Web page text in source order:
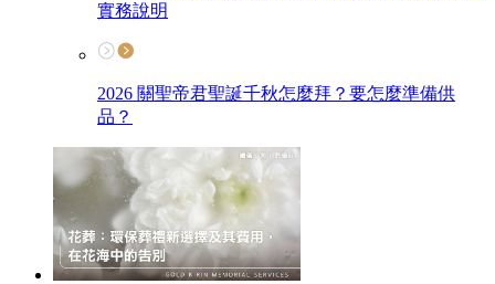
實務說明
2026 關聖帝君聖誕千秋怎麼拜？要怎麼準備供
品？